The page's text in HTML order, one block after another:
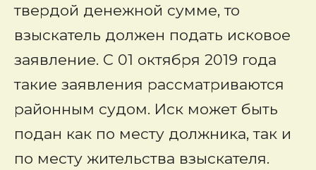
твердой денежной сумме, то
взыскатель должен подать исковое
заявление. С 01 октября 2019 года
такие заявления рассматриваются
районным судом. Иск может быть
подан как по месту должника, так и
по месту жительства взыскателя.